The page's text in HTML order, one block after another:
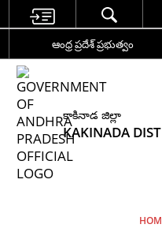
ఆంధ్ర ప్రదేశ్ ప్రభుత్వం
కాకినాడ జిల్లా
KAKINADA